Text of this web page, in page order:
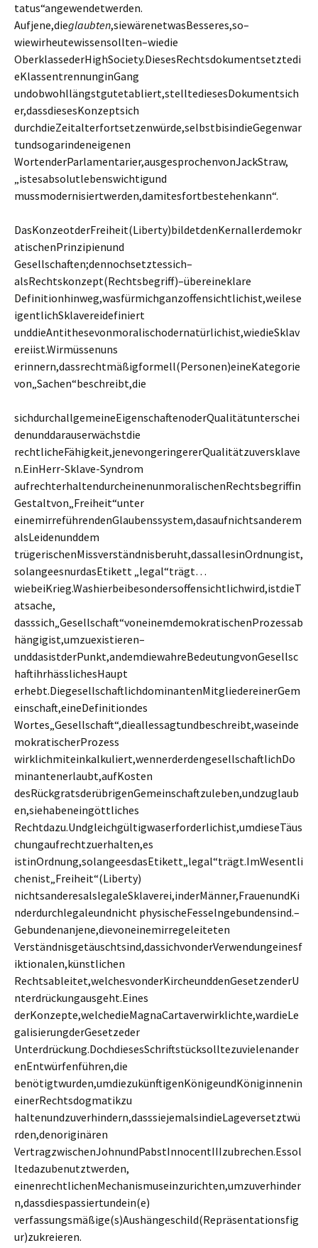
tatus“angewendetwerden.
Aufjene,dieglaubten,siewärenetwasBesseres,so–
wiewirheutewissensollten–wiedie
OberklassederHighSociety.DiesesRechtsdokumentsetztedi
eKlassentrennunginGang
undobwohllängstgutetabliert,stelltediesesDokumentsich
er,dassdiesesKonzeptsich
durchdieZeitalterfortsetzenwürde,selbstbisindieGegenwar
tundsogarindeneigenen
WortenderParlamentarier,ausgesprochenvonJackStraw,
„istesabsolutlebenswichtigund
mussmodernisiertwerden,damitesfortbestehenkann“.
DasKonzeotderFreiheit(Liberty)bildetdenKernallerdemokr
atischenPrinzipienund
Gesellschaften;dennochsetztessich–
alsRechtskonzept(Rechtsbegriff)–übereineklare
Definitionhinweg,wasfürmichganzoffensichtlichist,weilese
igentlichSklavereidefiniert
unddieAntithesevonmoralischodernatürlichist,wiedieSklav
ereiist.Wirmüssenuns
erinnern,dassrechtmäßigformell(Personen)eineKategorie
von„Sachen“beschreibt,die
sichdurchallgemeineEigenschaftenoderQualitätunterschei
denunddarauserwächstdie
rechtlicheFähigkeit,jenevongeringererQualitätzuversklave
n.EinHerr-Sklave-Syndrom
aufrechterhaltendurcheinenunmoralischenRechtsbegriffin
Gestaltvon„Freiheit“unter
einemirreführendenGlaubenssystem,dasaufnichtsanderem
alsLeidenunddem
trügerischenMissverständnisberuht,dassallesinOrdnungist,
solangeesnurdasEtikett „legal“trägt…
wiebeiKrieg.Washierbeibesondersoffensichtlichwird,istdieT
atsache,
dasssich„Gesellschaft“voneinemdemokratischenProzessab
hängigist,umzuexistieren–
unddasistderPunkt,andemdiewahreBedeutungvonGesellsc
haftihrhässlichesHaupt
erhebt.DiegesellschaftlichdominantenMitgliedereinerGem
einschaft,eineDefinitiondes
Wortes„Gesellschaft“,dieallessagtundbeschreibt,waseinde
mokratischerProzess
wirklichmiteinkalkuliert,wennerderdengesellschaftlichDo
minantenerlaubt,aufKosten
desRückgratsderübrigenGemeinschaftzuleben,undzuglaub
en,siehabeneingöttliches
Rechtdazu.Undgleichgültigwaserforderlichist,umdieseTäus
chungaufrechtzuerhalten,es
istinOrdnung,solangeesdasEtikett„legal“trägt.ImWesentli
chenist„Freiheit“(Liberty)
nichtsanderesalslegaleSklaverei,inderMänner,FrauenundKi
nderdurchlegaleundnicht physischeFesselngebundensind.–
Gebundenanjene,dievoneinemirregeleiteten
Verständnisgetäuschtsind,dassichvonderVerwendungeinesf
iktionalen,künstlichen
Rechtsableitet,welchesvonderKircheunddenGesetzenderU
nterdrückungausgeht.Eines
derKonzepte,welchedieMagnaCartaverwirklichte,wardieLe
galisierungderGesetzeder
Unterdrückung.DochdiesesSchriftstücksolltezuvielenander
enEntwürfenführen,die
benötigtwurden,umdiezukünftigenKönigeundKöniginnenin
einerRechtsdogmatikzu
haltenundzuverhindern,dasssiejemalsindieLageversetztwü
rden,denoriginären
VertragzwischenJohnundPabstInnocentIIIzubrechen.Essol
ltedazubenutztwerden,
einenrechtlichenMechanismuseinzurichten,umzuverhinder
n,dassdiespassiertundein(e)
verfassungsmäßige(s)Aushängeschild(Repräsentationsfig
ur)zukreieren.